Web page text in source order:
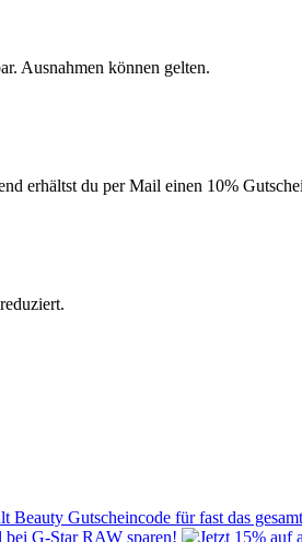
Ausnahmen können gelten.
erhältst du per Mail einen 10%